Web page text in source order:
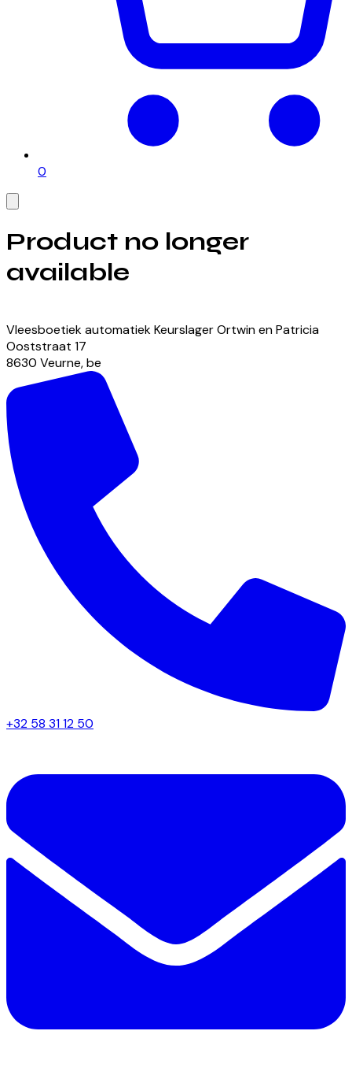
0
Product no longer
available
Vleesboetiek automatiek Keurslager Ortwin en Patricia
Ooststraat 17
8630 Veurne,be
+32 58 31 12 50